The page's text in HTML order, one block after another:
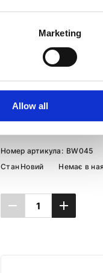
Marketing
Allow all
Насос ГПК BMW 6
Номер артикула: BW045
Стан Новий Немає в